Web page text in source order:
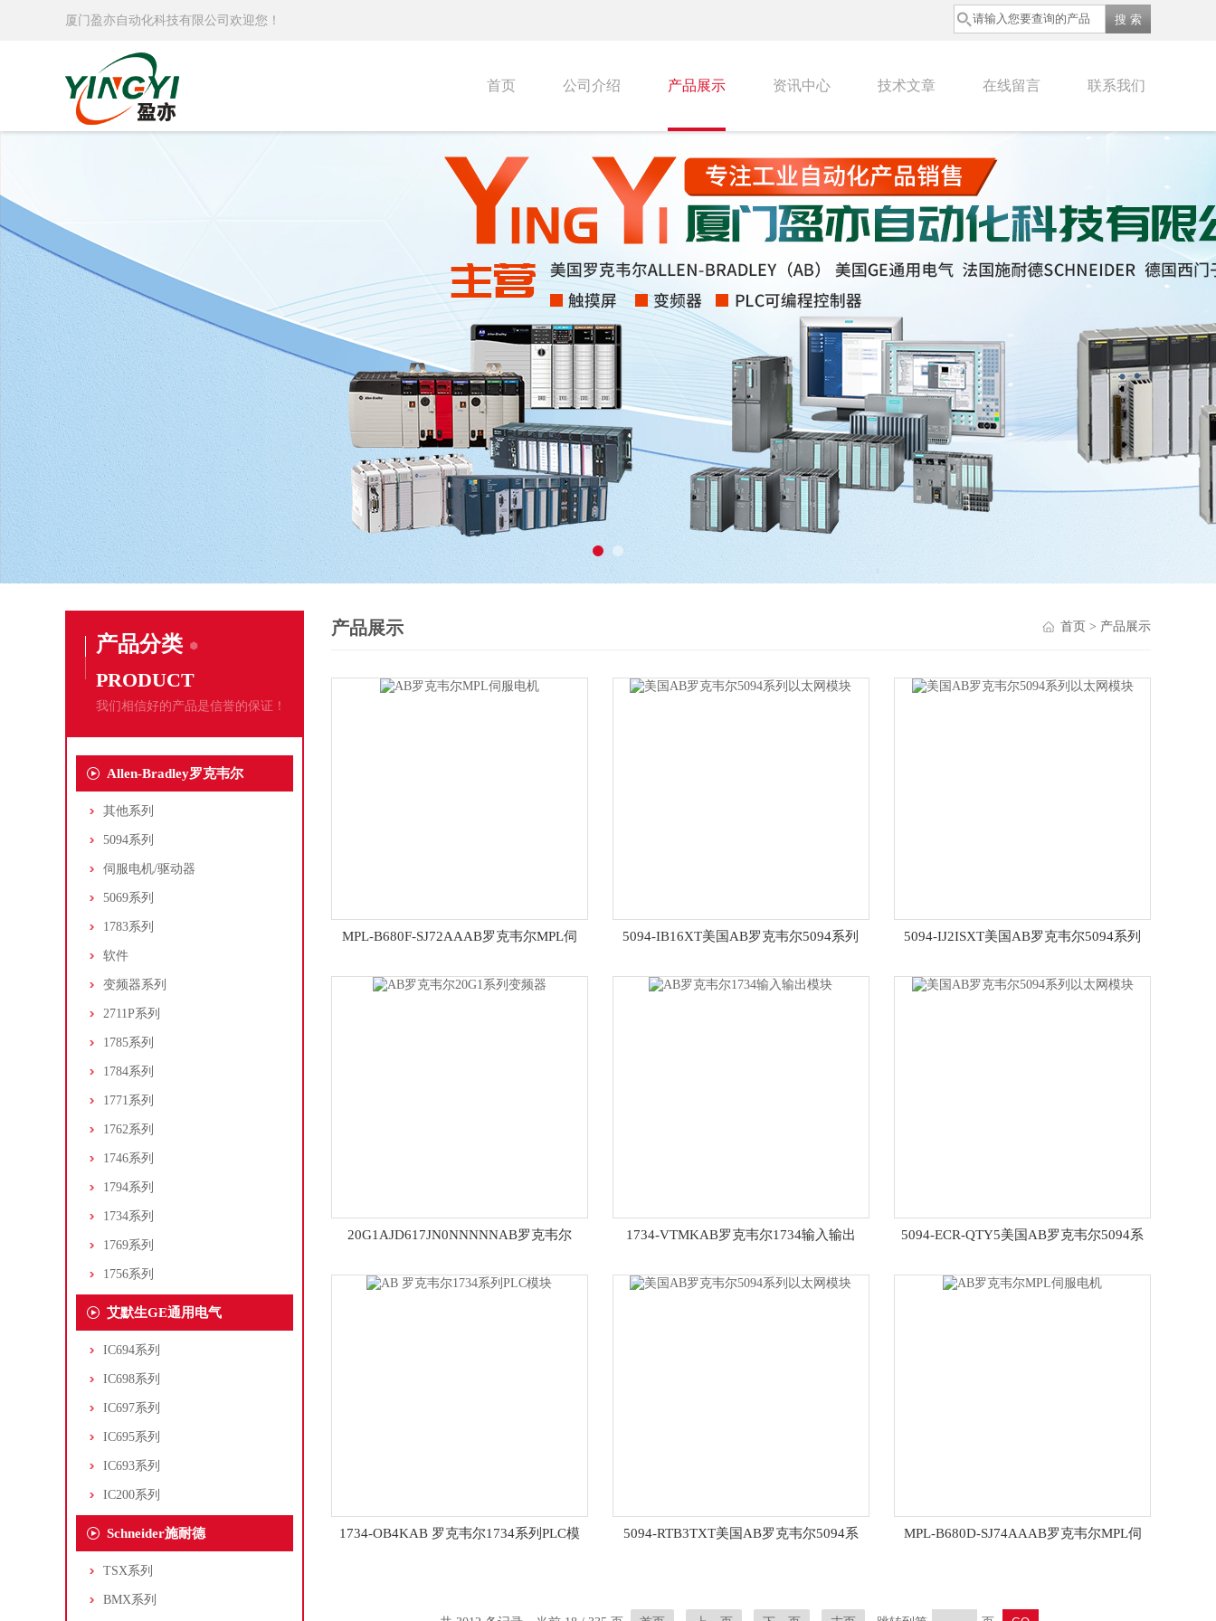
厦门盈亦自动化科技有限公司欢迎您！
首页 公司介绍 产品展示 资讯中心 技术文章 在线留言 联系我们
产品分类
PRODUCT
我们相信好的产品是信誉的保证！
Allen-Bradley罗克韦尔
其他系列
5094系列
伺服电机/驱动器
5069系列
1783系列
软件
变频器系列
2711P系列
1785系列
1784系列
1771系列
1762系列
1746系列
1794系列
1734系列
1769系列
1756系列
艾默生GE通用电气
IC694系列
IC698系列
IC697系列
IC695系列
IC693系列
IC200系列
Schneider施耐德
TSX系列
BMX系列
产品展示 首页 > 产品展示
MPL-B680F-SJ72AAAB罗克韦尔MPL伺
5094-IB16XT美国AB罗克韦尔5094系列
5094-IJ2ISXT美国AB罗克韦尔5094系列
20G1AJD617JN0NNNNNAB罗克韦尔
1734-VTMKAB罗克韦尔1734输入输出
5094-ECR-QTY5美国AB罗克韦尔5094系
1734-OB4KAB 罗克韦尔1734系列PLC模
5094-RTB3TXT美国AB罗克韦尔5094系
MPL-B680D-SJ74AAAB罗克韦尔MPL伺